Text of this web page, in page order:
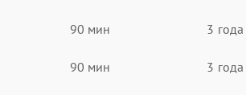
90 мин 3 года
90 мин 3 года